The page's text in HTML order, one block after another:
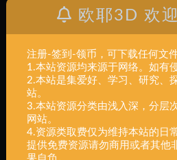
声明：本站所有文章，如无特殊说明或
布。任何个人或组织，在未征得本站
采集、发布本站内容到任何网站、书籍
站内容侵犯了原著者的合法权益，可
2023 a as con
Edgerunners en Figures n
Rebecca s sr upload
欧耶3D 欢
注册-签到-领币，可下载任何文件
1.本站资源均来源于网络。如有
2.本站是集爱好、学习、研究、
站。
3.本站资源分类由浅入深，分层
网站。
4.资源类取费仅为维持本站的日
提供免费资源请勿商用或者其他